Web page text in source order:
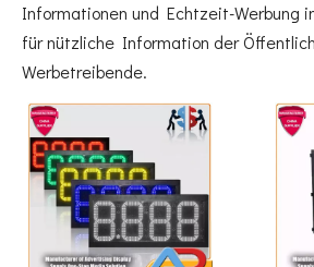
Informationen und Echtzeit-Werbung
für nützliche Information der
Werbetreibende.